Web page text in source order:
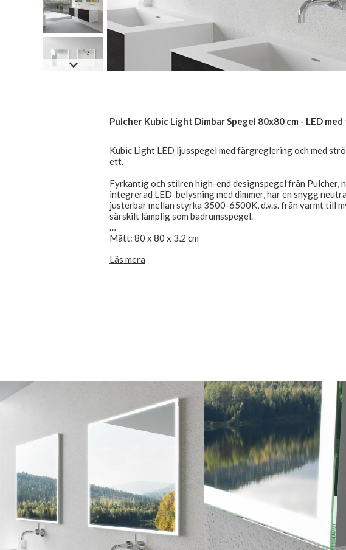
Pulcher Kubic Light Dimbar Spegel 80x80 cm - LED
Kubic Light LED ljusspegel med färgreglering och med
ett.
Fyrkantig och stilren high-end designspegel från Pulcher,
integrerad LED-belysning med dimmer, har en snygg
justerbar mellan styrka 3500-6500K, d.v.s. från varmt till
särskilt lämplig som badrumsspegel.
Mått: 80 x 80 x 3,2 cm
CE-märkt och IP44-godkänd, ansluts direkt till 230V.
Läs mera